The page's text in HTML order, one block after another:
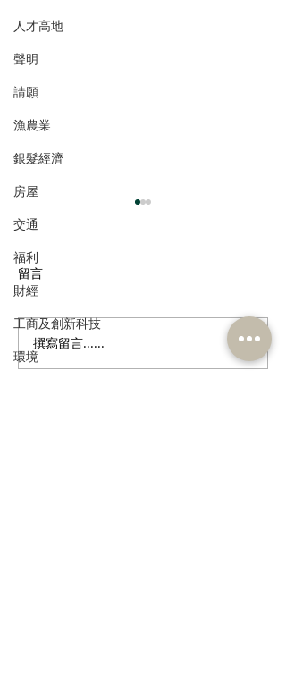
人才高地
聲明
請願
漁農業
銀髮經濟
房屋
交通
福利
財經
工商及創新科技
環境 港區全國人大代表團考察
安徽涇縣，調研紅色文化
留言
撰寫留言......